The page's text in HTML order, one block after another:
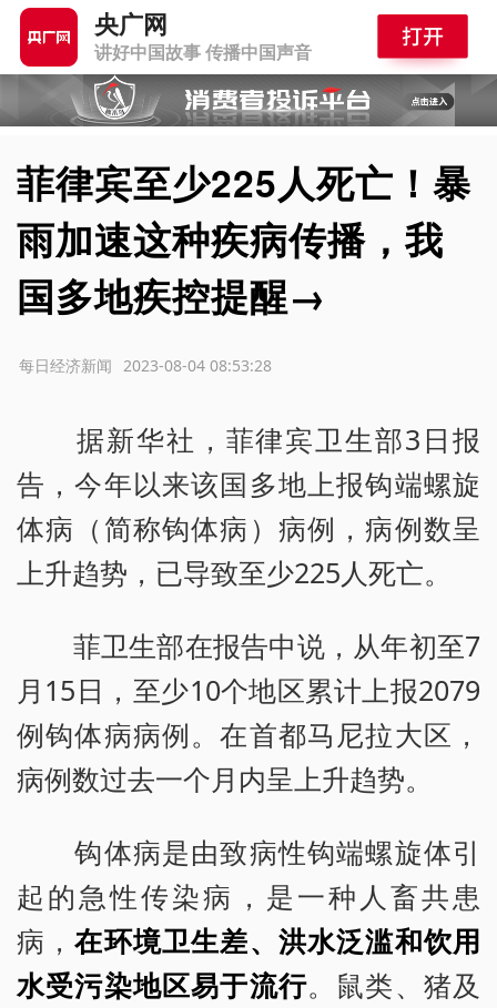
央广网
讲好中国故事 传播中国声音
菲律宾至少225人死亡！暴
雨加速这种疾病传播，我
国多地疾控提醒→
2023-08-04 08:53:28
每日经济新闻
据新华社，菲律宾卫生部3日报
告，今年以来该国多地上报钩端螺旋
体病（简称钩体病）病例，病例数呈
上升趋势，已导致至少225人死亡。
菲卫生部在报告中说，从年初至7
月15日，至少10个地区累计上报2079
例钩体病病例。在首都马尼拉大区，
病例数过去一个月内呈上升趋势。
钩体病是由致病性钩端螺旋体引
起的急性传染病，是一种人畜共患
病，在环境卫生差、洪水泛滥和饮用
水受污染地区易于流行。鼠类、猪及